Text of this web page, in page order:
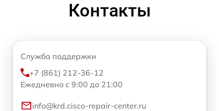
Контакты
Служба поддержки
+7 (861) 212-36-12
Ежедневно с 9:00 до 21:00
info@krd.cisco-repair-center.ru